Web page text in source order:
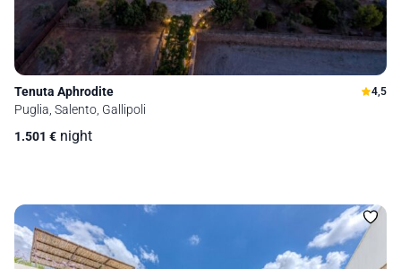
Tenuta Aphrodite 4,5
Puglia, Salento, Gallipoli
1.501 € night